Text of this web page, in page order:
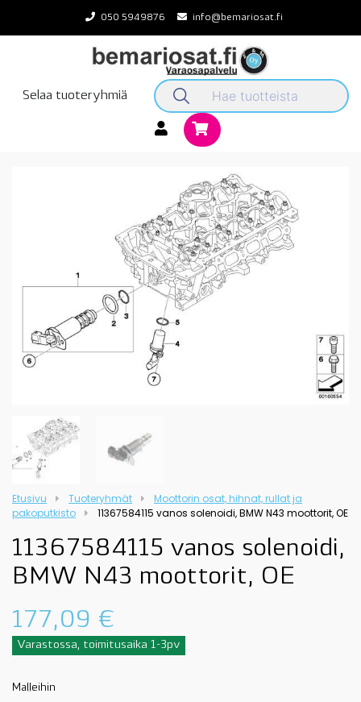
content
050 5949876 info@bemariosat.fi
Selaa tuoteryhmiä
Etusivu Tuoteryhmät
Moottorin osat, hihnat, rullat ja
pakoputkisto
11367584115 vanos solenoidi, BMW N43 moottorit, OE
11367584115 vanos solenoidi,
BMW N43 moottorit, OE
177,09 €
Varastossa, toimitusaika 1-3pv
Malleihin